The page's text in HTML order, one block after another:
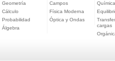
Geometría
Cálculo
Probabilidad
Álgebra
Campos
Física Moderna
Óptica y Ondas
cargas